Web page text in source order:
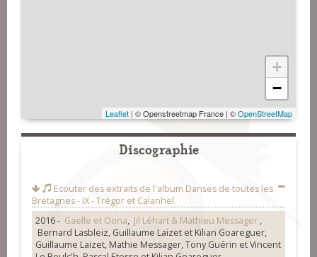
+
−
Leaflet | © Openstreetmap France | ©OpenStreetMap
Discographie
Ecouter des extraits de l'album Danses de toutes les
Bretagnes - IX - Trégor et Calanhel
2016 - Gaelle et Oona, Jil Léhart & Mathieu Messager ,
Bernard Lasbleiz, Guillaume Laizet et Kilian Goareguer,
Guillaume Laizet, Mathie Messager, Tony Guérin et Vincent